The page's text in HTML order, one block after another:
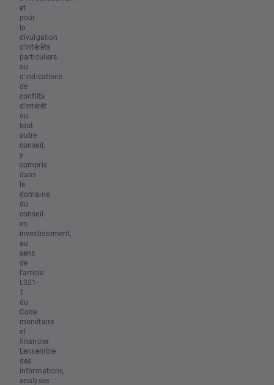
et
pour
la
divulgation
d'intérêts
particuliers
ou
d'indications
de
conflits
d'intérêt
ou
tout
autre
conseil,
y
compris
dans
le
domaine
du
conseil
en
investissement,
au
sens
de
l'article
L321-
1
du
Code
monétaire
et
financier.
L’ensemble
des
informations,
analyses